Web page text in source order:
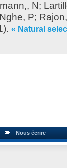
N;
Nghe, P;
« Natural
Nous écrire